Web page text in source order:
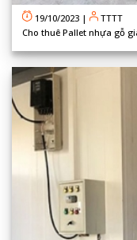
19/10/2023 |
TTTT
Cho thuê Pallet nhựa gỗ